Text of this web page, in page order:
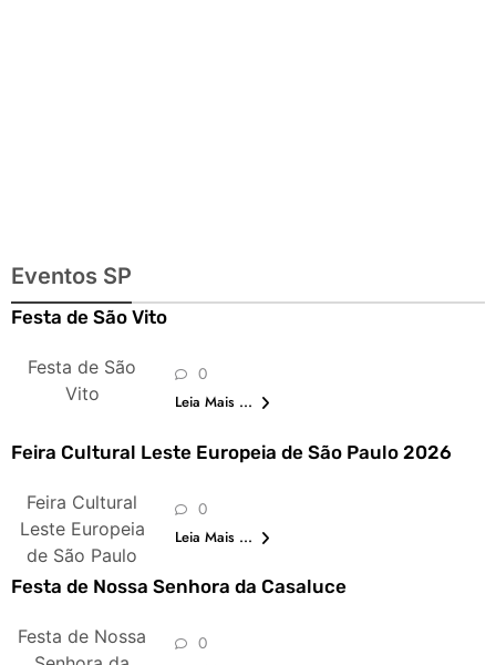
Eventos SP
Festa de São Vito
Festa de São
Vito
0
Leia Mais ...
Feira Cultural Leste Europeia de São Paulo 2026
Feira Cultural
Leste Europeia
de São Paulo
0
Leia Mais ...
Festa de Nossa Senhora da Casaluce
Festa de Nossa
0